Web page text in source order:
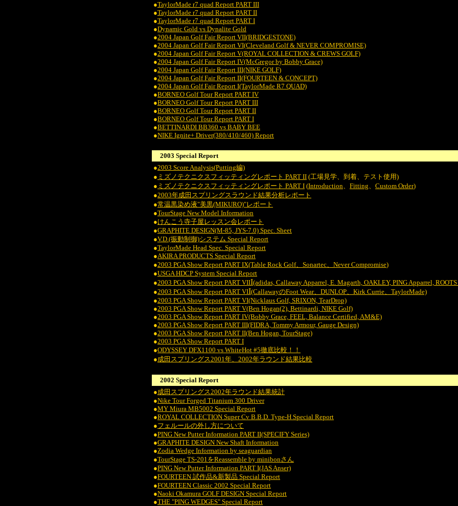
●TaylorMade r7 quad Report PART III
●TaylorMade r7 quad Report PART II
●TaylorMade r7 quad Report PART I
●Dynamic Gold vs Dynalite Gold
●2004 Japan Golf Fair Report VII(BRIDGESTONE)
●2004 Japan Golf Fair Report VI(Cleveland Golf & NEVER COMPROMISE)
●2004 Japan Golf Fair Report V(ROYAL COLLECTION & CREWS GOLF)
●2004 Japan Golf Fair Report IV(McGregor by Bobby Grace)
●2004 Japan Golf Fair Report III(NIKE GOLF)
●2004 Japan Golf Fair Report II(FOURTEEN & CONCEPT)
●2004 Japan Golf Fair Report I(TaylorMade R7 QUAD)
●BORNEO Golf Tour Report PART IV
●BORNEO Golf Tour Report PART III
●BORNEO Golf Tour Report PART II
●BORNEO Golf Tour Report PART I
●BETTINARDI BB360 vs BABY BEE
●NIKE Ignite+ Driver(380/410/460) Report
2003 Special Report
●2003 Score Analysis(Putting編)
● ミズノテクニクスフィッティングレポート PART II (工場見学、到着、テスト使用)
● ミズノテクニクスフィッティングレポート PART I (Introduction、 Fitting、 Custom Order)
●2003年成田スプリングスラウンド結果分析レポート
●常温黒染め液"美黒(MIKURO)"レポート
●TourStage New Model Information
●けんこう寺子屋レッスン会レポート
●GRAPHITE DESIGN(M-85, JYS-7.0) Spec. Sheet
●V.D.(振動制御)システム Special Report
●TaylorMade Head Spec. Special Report
●AKIRA PRODUCTS Special Report
●2003 PGA Show Report PART IX(Table Rock Golf、Sonartec、Never Compromise)
●USGA HDCP System Special Report
●2003 PGA Show Report PART VIII(adidas, Callaway Apparrel, E. Magarth, OAKLEY, PING Apparrel,
●2003 PGA Show Report PART VII(CallawayのFoot Wear、DUNLOP、Kirk Currie、TaylorMade)
●2003 PGA Show Report PART VI(Nicklaus Golf, SRIXON, TearDrop)
●2003 PGA Show Report PART V(Ben Hogan(2), Bettinardi, NIKE Golf)
●2003 PGA Show Report PART IV(Bobby Grace, FEEL, Balance Certified, AM&E)
●2003 PGA Show Report PART III(FIDRA, Tommy Armour, Gauge Design)
●2003 PGA Show Report PART II(Ben Hogan, TourStage)
●2003 PGA Show Report PART I
●ODYSSEY DFX1100 vs WhiteHot #5徹底比較！！
●成田スプリングス2001年、2002年ラウンド結果比較
2002 Special Report
●成田スプリングス2002年ラウンド結果統計
●Nike Tour Forged Titanium 300 Driver
●MY Miura MB5002 Special Report
●ROYAL COLLECTION Super Cv B.B.D. Type-H Special Report
●フェルールの外し方について
●PING New Putter Information PART II(SPECIFY Series)
●GRAPHITE DESIGN New Shaft Information
●Zodia Wedge Information by seaguardian
●TourStage TS-201をReassemble by minibonさん
●PING New Putter Information PART I(JAS Anser)
●FOURTEEN 試作品&新製品 Special Report
●FOURTEEN Classic 2002 Special Report
●Naoki Okamura GOLF DESIGN Special Report
●THE "PING WEDGES" Special Report